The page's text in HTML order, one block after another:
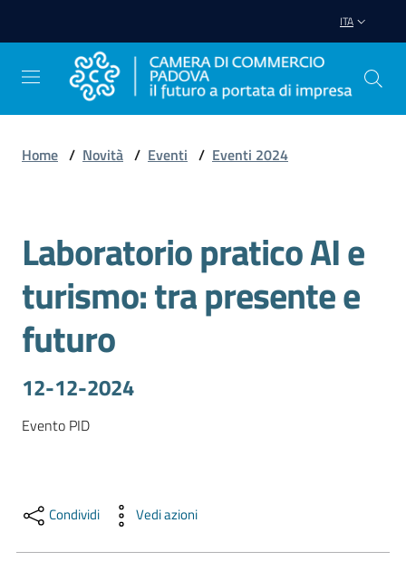
ITA
Impresa
Impresa
e
territorio
Tutelare
Impresa
e
Home / Novità / Eventi / Eventi 2024
Salta al contenuto
Laboratorio pratico AI e
turismo: tra presente e
futuro
12-12-2024
Evento PID
Condividi Vedi azioni